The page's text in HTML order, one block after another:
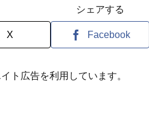
シェアする
X Facebook
ト広告を利用しています。